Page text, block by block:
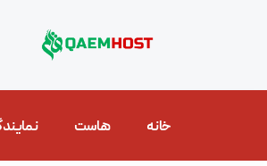
خانه هاست